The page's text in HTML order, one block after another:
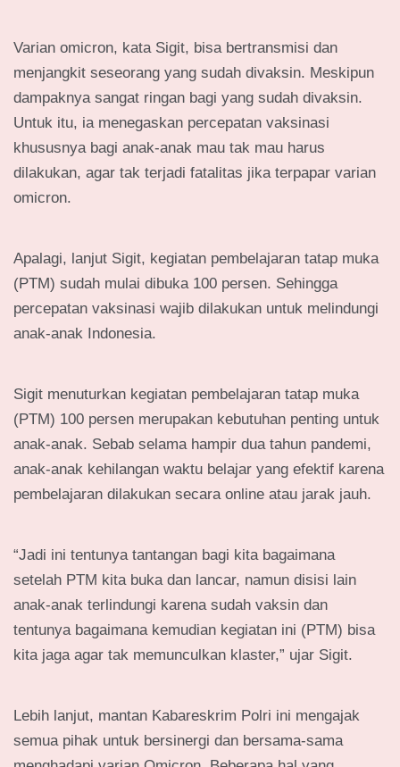
Varian omicron, kata Sigit, bisa bertransmisi dan
menjangkit seseorang yang sudah divaksin. Meskipun
dampaknya sangat ringan bagi yang sudah divaksin.
Untuk itu, ia menegaskan percepatan vaksinasi
khususnya bagi anak-anak mau tak mau harus
dilakukan, agar tak terjadi fatalitas jika terpapar varian
omicron.
Apalagi, lanjut Sigit, kegiatan pembelajaran tatap muka
(PTM) sudah mulai dibuka 100 persen. Sehingga
percepatan vaksinasi wajib dilakukan untuk melindungi
anak-anak Indonesia.
Sigit menuturkan kegiatan pembelajaran tatap muka
(PTM) 100 persen merupakan kebutuhan penting untuk
anak-anak. Sebab selama hampir dua tahun pandemi,
anak-anak kehilangan waktu belajar yang efektif karena
pembelajaran dilakukan secara online atau jarak jauh.
“Jadi ini tentunya tantangan bagi kita bagaimana
setelah PTM kita buka dan lancar, namun disisi lain
anak-anak terlindungi karena sudah vaksin dan
tentunya bagaimana kemudian kegiatan ini (PTM) bisa
kita jaga agar tak memunculkan klaster,” ujar Sigit.
Lebih lanjut, mantan Kabareskrim Polri ini mengajak
semua pihak untuk bersinergi dan bersama-sama